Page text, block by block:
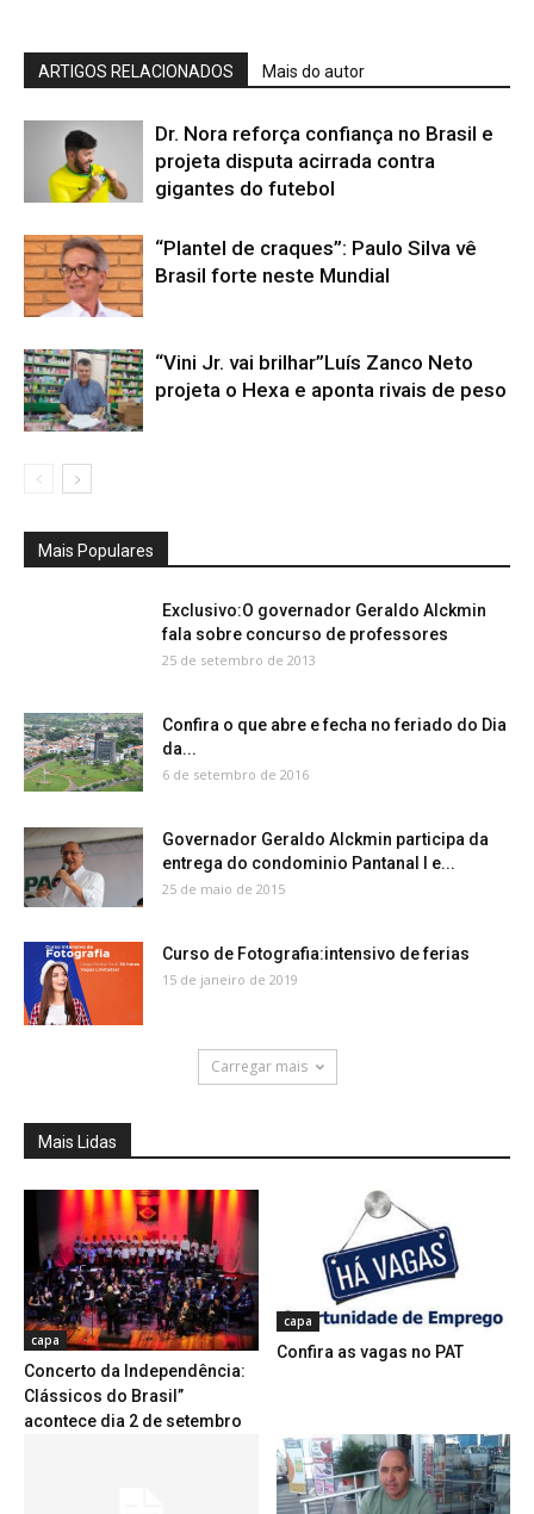
ARTIGOS RELACIONADOS Mais do autor
Dr. Nora reforça confiança no Brasil e
projeta disputa acirrada contra
gigantes do futebol
“Plantel de craques”: Paulo Silva vê
Brasil forte neste Mundial
“Vini Jr. vai brilhar”Luís Zanco Neto
projeta o Hexa e aponta rivais de peso
Mais Populares
Exclusivo:O governador Geraldo Alckmin
fala sobre concurso de professores
25 de setembro de 2013
Confira o que abre e fecha no feriado do Dia
da...
6 de setembro de 2016
Governador Geraldo Alckmin participa da
entrega do condominio Pantanal I e...
25 de maio de 2015
Curso de Fotografia:intensivo de ferias
15 de janeiro de 2019
Carregar mais
Mais Lidas
capa
Concerto da Independência:
Clássicos do Brasil”
acontece dia 2 de setembro
capa
Confira as vagas no PAT